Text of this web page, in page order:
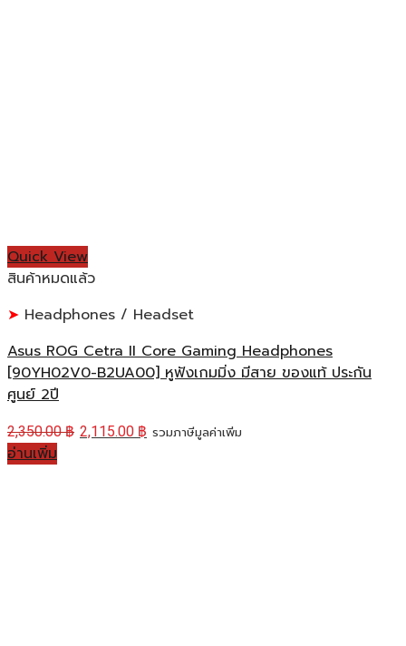
Quick View
สินค้าหมดแล้ว
Headphones / Headset
Asus ROG Cetra II Core Gaming Headphones
[90YH02V0-B2UA00] หูฟังเกมมิ่ง มีสาย ของแท้ ประกัน
ศูนย์ 2ปี
2,350.00฿ 2,115.00 ฿ รวมภาษีมูลค่าเพิ่ม
อ่านเพิ่ม